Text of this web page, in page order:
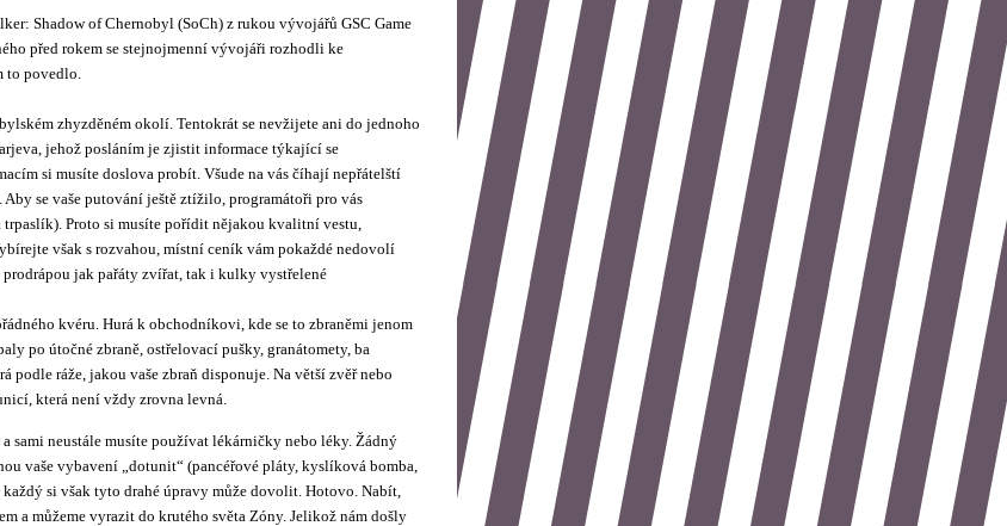
Shadow of Chernobyl (SoCh) z rukou vývojářů GSC Game
před rokem se stejnojmenní vývojáři rozhodli ke
to povedlo.
zhyzděném okolí. Tentokrát se nevžijete ani do jednoho
jehož posláním je zjistit informace týkající se
si musíte doslova probít. Všude na vás číhají nepřátelští
se vaše putování ještě ztížilo, programátoři pro vás
Proto si musíte pořídit nějakou kvalitní vestu,
však s rozvahou, místní ceník vám pokaždé nedovolí
jak pařáty zvířat, tak i kulky vystřelené
kvéru. Hurá k obchodníkovi, kde se to zbraněmi jenom
po útočné zbraně, ostřelovací pušky, granátomety, ba
ráže, jakou vaše zbraň disponuje. Na větší zvěř nebo
která není vždy zrovna levná.
sami neustále musíte používat lékárničky nebo léky. Žádný
vaše vybavení „dotunit“ (pancéřové pláty, kyslíková bomba,
si však tyto drahé úpravy může dovolit. Hotovo. Nabít,
a můžeme vyrazit do krutého světa Zóny. Jelikož nám došly